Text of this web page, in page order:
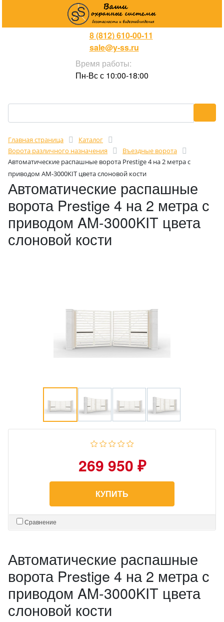
8 (812) 610-00-11
sale@y-ss.ru
Время работы:
Пн-Вс с 10:00-18:00
Главная страница
Каталог
Ворота различного назначения
Въездные ворота
Автоматические распашные ворота Prestige 4 на 2 метра с
приводом AM-3000KIT цвета слоновой кости
Автоматические распашные
ворота Prestige 4 на 2 метра с
приводом AM-3000KIT цвета
слоновой кости
269 950 ₽
КУПИТЬ
Сравнение
Автоматические распашные
ворота Prestige 4 на 2 метра с
приводом AM-3000KIT цвета
слоновой кости